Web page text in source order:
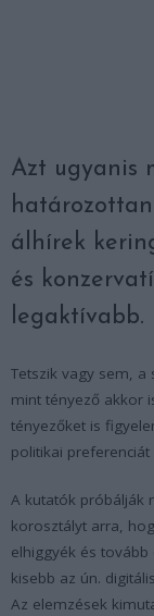
Azt ugyanis
álhírek
és
legaktívabb.
Tetszik vagy sem,
mint tényező akkor
tényezőket is
politikai
A kutatók próbálják
korosztályt arra,
elhiggyék és
kisebb az ún.
Az elemzések